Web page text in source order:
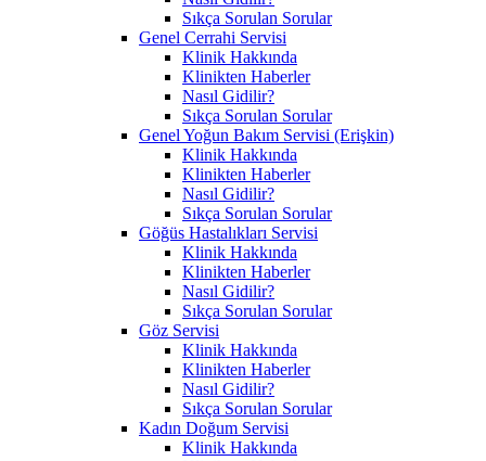
Sıkça Sorulan Sorular
Genel Cerrahi Servisi
Klinik Hakkında
Klinikten Haberler
Nasıl Gidilir?
Sıkça Sorulan Sorular
Genel Yoğun Bakım Servisi (Erişkin)
Klinik Hakkında
Klinikten Haberler
Nasıl Gidilir?
Sıkça Sorulan Sorular
Göğüs Hastalıkları Servisi
Klinik Hakkında
Klinikten Haberler
Nasıl Gidilir?
Sıkça Sorulan Sorular
Göz Servisi
Klinik Hakkında
Klinikten Haberler
Nasıl Gidilir?
Sıkça Sorulan Sorular
Kadın Doğum Servisi
Klinik Hakkında